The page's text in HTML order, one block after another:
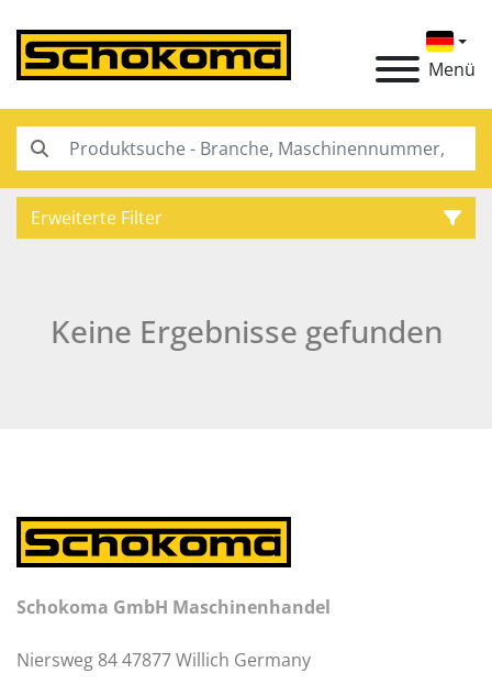
Menü
Erweiterte Filter
Hersteller
Keine Ergebnisse gefunden
Schokoma GmbH Maschinenhandel
Niersweg 84 47877 Willich Germany